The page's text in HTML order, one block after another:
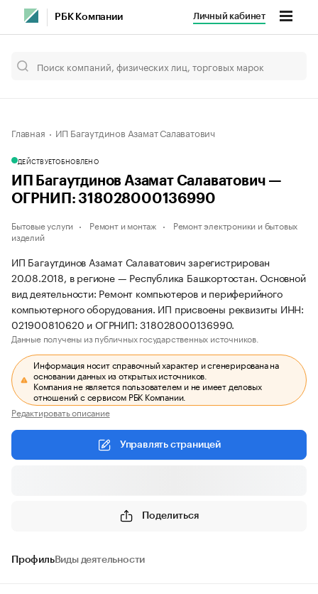
РБК Компании Личный кабинет
Главная ИП Багаутдинов Азамат Салаватович
ДЕЙСТВУЕТОБНОВЛЕНО
ИП Багаутдинов Азамат Салаватович —
ОГРНИП: 318028000136990
Бытовые услуги Ремонт и монтаж
Ремонт электроники и бытовых
изделий
ИП Багаутдинов Азамат Салаватович зарегистрирован
20.08.2018, в регионе — Республика Башкортостан. Основной
вид деятельности: Ремонт компьютеров и периферийного
компьютерного оборудования. ИП присвоены реквизиты ИНН:
021900810620 и ОГРНИП: 318028000136990.
Данные получены из публичных государственных источников.
Информация носит справочный характер и сгенерирована на
основании данных из открытых источников.
Компания не является пользователем и не имеет деловых
отношений с сервисом РБК Компании.
Редактировать описание
Управлять страницей
Поделиться
ПрофильВиды деятельности